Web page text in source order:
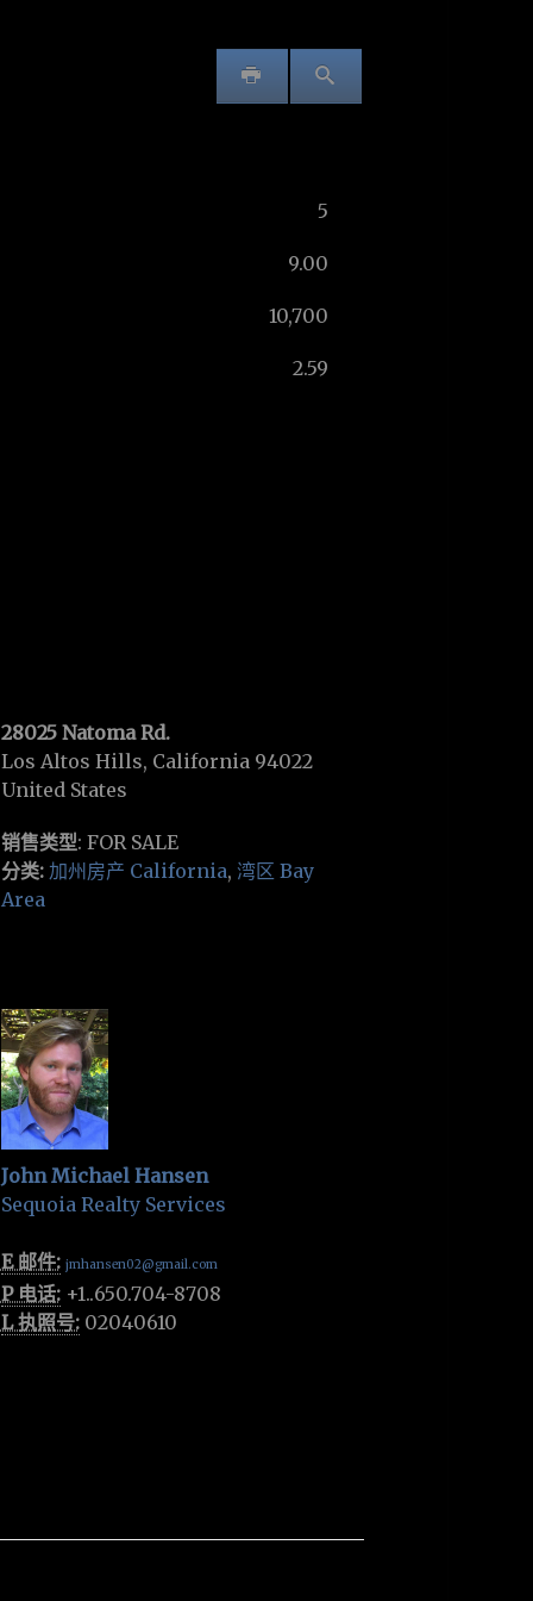
5
9.00
10,700
2.59
28025 Natoma Rd.
Los Altos Hills, California 94022
United States
销售类型: FOR SALE
分类: 加州房产 California, 湾区 Bay
Area
John Michael Hansen
Sequoia Realty Services
E 邮件: jmhansen02@gmail.com
P 电话:+1..650.704-8708
L 执照号:02040610